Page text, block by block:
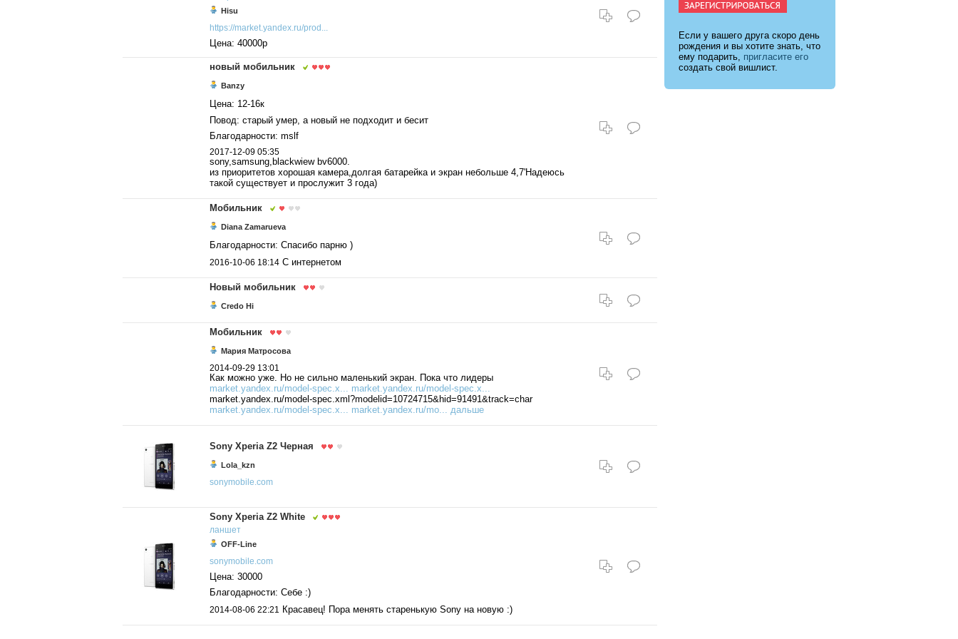
Hisu
https://market.yandex.ru/prod...
Цена: 40000р
новый мобильник
Banzy
Цена: 12-16к
Повод: старый умер, а новый не подходит и бесит
Благодарности: mslf
2017-12-09 05:35
sony,samsung,blackwiew bv6000.
из приоритетов хорошая камера,долгая батарейка и экран небольше 4,7'Надеюсь
такой существует и прослужит 3 года)
Мобильник
Diana Zamarueva
Благодарности: Спасибо парню )
2016-10-06 18:14 С интернетом
Новый мобильник
Credo Hi
Мобильник
Мария Матросова
2014-09-29 13:01
Как можно уже. Но не сильно маленький экран. Пока что лидеры
market.yandex.ru/model-spec.x...
market.yandex.ru/model-spec.x...
market.yandex.ru/model-spec.xml?modelid=10724715&hid=91491&track=char
market.yandex.ru/model-spec.x...
market.yandex.ru/mo ... дальше
Sony Xperia Z2 Черная
Lola_kzn
sonymobile.com
Sony Xperia Z2 White
ланшет
OFF-Line
sonymobile.com
Цена: 30000
Благодарности: Себе :)
2014-08-06 22:21 Красавец! Пора менять старенькую Sony на новую :)
Если у вашего друга скоро день
рождения и вы хотите знать, что
ему подарить, пригласите его
создать свой вишлист.